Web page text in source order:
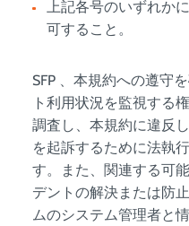
上記各号のいずれか
可すること。
SFP 、本規約への遵守
ト利用状況を監視する
調査し、本規約に違反
を起訴するために法執
す。また、関連する可
デントの解決または防
ムのシステム管理者と